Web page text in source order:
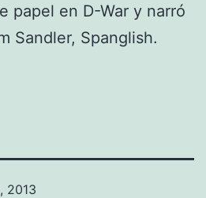
papel en D-War y narró
Sandler, Spanglish.
2013